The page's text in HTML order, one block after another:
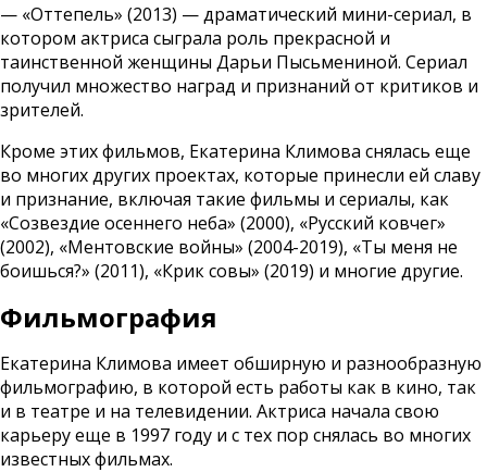
— «Оттепель» (2013) — драматический мини-сериал, в
котором актриса сыграла роль прекрасной и
таинственной женщины Дарьи Пысьмениной. Сериал
получил множество наград и признаний от критиков и
зрителей.
Кроме этих фильмов, Екатерина Климова снялась еще
во многих других проектах, которые принесли ей славу
и признание, включая такие фильмы и сериалы, как
«Созвездие осеннего неба» (2000), «Русский ковчег»
(2002), «Ментовские войны» (2004-2019), «Ты меня не
боишься?» (2011), «Крик совы» (2019) и многие другие.
Фильмография
Екатерина Климова имеет обширную и разнообразную
фильмографию, в которой есть работы как в кино, так
и в театре и на телевидении. Актриса начала свою
карьеру еще в 1997 году и с тех пор снялась во многих
известных фильмах.